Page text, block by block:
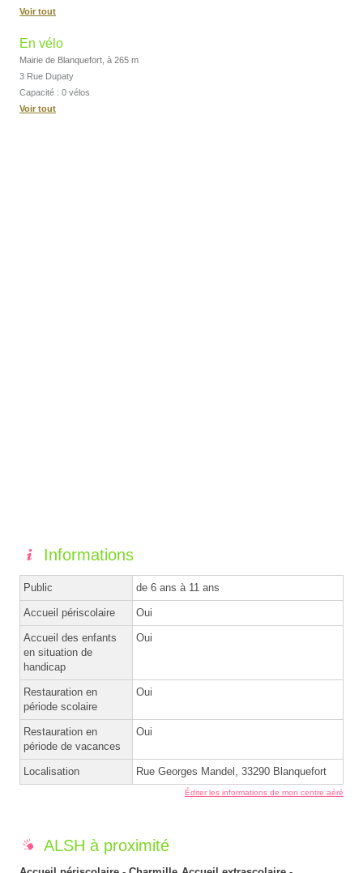
Voir tout
En vélo
Mairie de Blanquefort, à 265 m
3 Rue Dupaty
Capacité : 0 vélos
Voir tout
Informations
Public de 6 ans à 11 ans
Accueil périscolaire Oui
Accueil des enfants
en situation de
handicap
Oui
Restauration en
période scolaire
Oui
Restauration en
période de vacances
Oui
Localisation Rue Georges Mandel, 33290 Blanquefort
Éditer les informations de mon centre aéré
ALSH à proximité